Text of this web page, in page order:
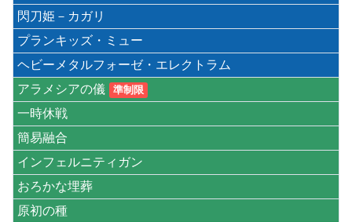
閃刀姫－カガリ
プランキッズ・ミュー
ヘビーメタルフォーゼ・エレクトラム
アラメシアの儀
準制限
一時休戦
簡易融合
インフェルニティガン
おろかな埋葬
原初の種